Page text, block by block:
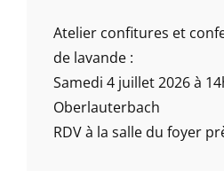
Atelier confitures et
de lavande :
Samedi 4 juillet 2026 à
Oberlauterbach
RDV à la salle du foyer